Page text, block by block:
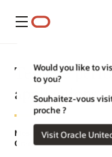
Menu
Would you like to
to you?
Souhaitez-vous
proche ?
Visit Oracle
Tests de
applications
Mesures pour l'évaluation
Oracle